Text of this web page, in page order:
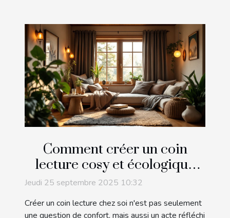
Comment créer un coin
lecture cosy et écologique
chez soi ?
Jeudi 25 septembre 2025 10:32
Créer un coin lecture chez soi n'est pas seulement
une question de confort, mais aussi un acte réfléchi